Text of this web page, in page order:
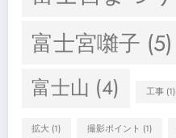
富士宮囃子 (5)
富士山 (4) 工事(1)
拡大 (1) 撮影ポイント (1)